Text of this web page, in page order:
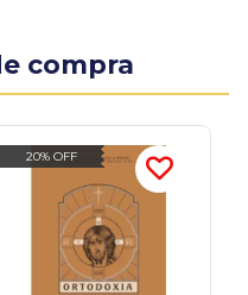
compra
20% OFF